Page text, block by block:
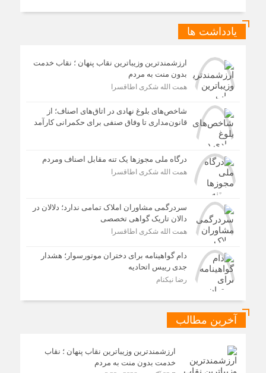
یادداشت ها
ارزشمندترین وزیباترین نقاب پنهان ؛ نقاب خدمت
بدون منت به مردم
همت الله شکری اطاقسرا
شاخص‌های بلوغ نهادی در اتاق‌های اصناف؛ از
قانون‌مداری تا وفاق صنفی برای حکمرانی کارآمد
درگاه ملی مجوزها یک تنه مقابل اصناف ومردم
همت الله شکری اطاقسرا
سردرگمی مشاوران املاک تمامی ندارد؛ دلالان در
دالان تاریک گواهی تخصصی
همت الله شکری اطاقسرا
دام گواهینامه برای دختران موتورسوار؛ هشدار
جدی رییس اتحادیه
رضا نیکنام
آخرین مطالب
ارزشمندترین وزیباترین نقاب پنهان ؛ نقاب
خدمت بدون منت به مردم